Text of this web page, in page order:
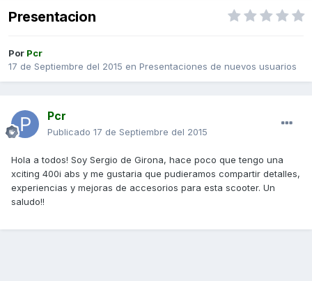
Presentacion
Por Pcr
17 de Septiembre del 2015 en Presentaciones de nuevos usuarios
Pcr
Publicado 17 de Septiembre del 2015
Hola a todos! Soy Sergio de Girona, hace poco que tengo una
xciting 400i abs y me gustaria que pudieramos compartir detalles,
experiencias y mejoras de accesorios para esta scooter. Un
saludo!!